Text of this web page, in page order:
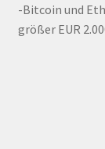
-Bitcoin und
größer EUR